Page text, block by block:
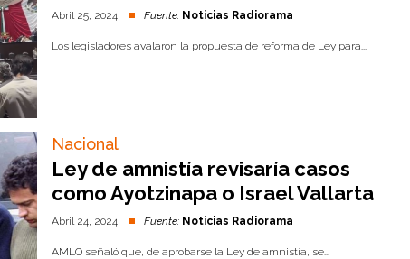
Abril 25, 2024 Fuente: Noticias Radiorama
Los legisladores avalaron la propuesta de reforma de Ley para...
Nacional
Ley de amnistía revisaría casos
como Ayotzinapa o Israel Vallarta
Abril 24, 2024 Fuente: Noticias Radiorama
AMLO señaló que, de aprobarse la Ley de amnistía, se...